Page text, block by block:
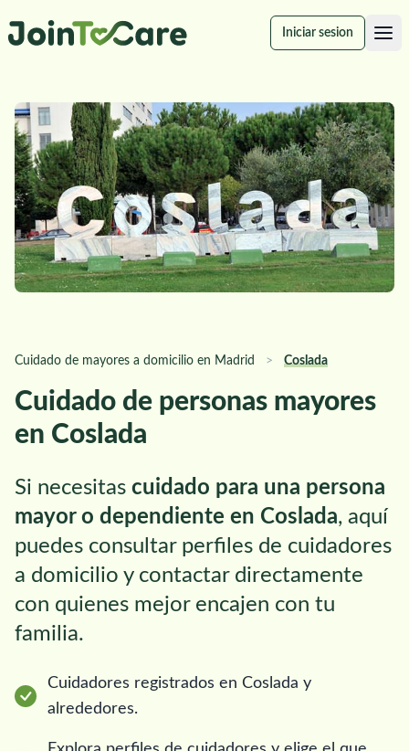
Iniciar sesion
Cuidado de mayores a domicilio en Madrid > Coslada
Cuidado de personas mayores
en Coslada
Si necesitas cuidado para una persona
mayor o dependiente en Coslada, aquí
puedes consultar perfiles de cuidadores
a domicilio y contactar directamente
con quienes mejor encajen con tu
familia.
Cuidadores registrados en Coslada y
alrededores.